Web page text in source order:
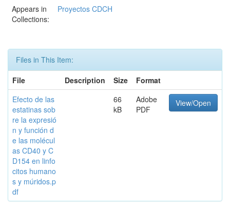
Appears in
Collections:
Proyectos CDCH
Files in This Item:
File
Description Size
Format
Efecto de las
estatinas sob
re la expresió
n y función d
e las molécul
as CD40 y C
D154 en linfo
citos humano
s y múridos.p
df
66
kB
Adobe
PDF
View/Open